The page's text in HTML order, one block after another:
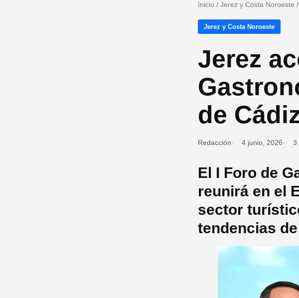
Inicio / Jerez y Costa Noroeste /
Jerez y Costa Noroeste
Jerez
de
Redacción 4 junio, 2026 3
El I Foro de
reunirá en el
sector
tendencias